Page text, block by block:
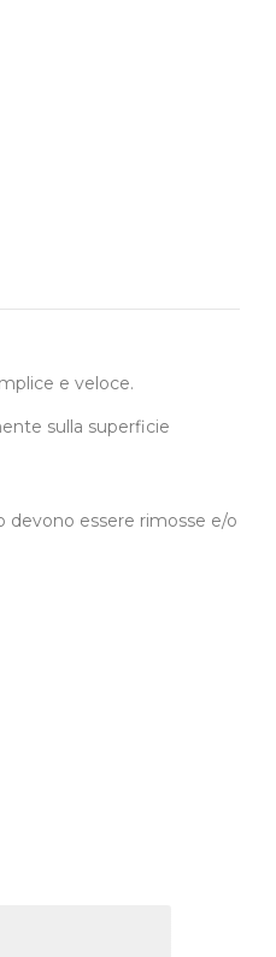
e veloce.
sulla superficie
essere rimosse e/o